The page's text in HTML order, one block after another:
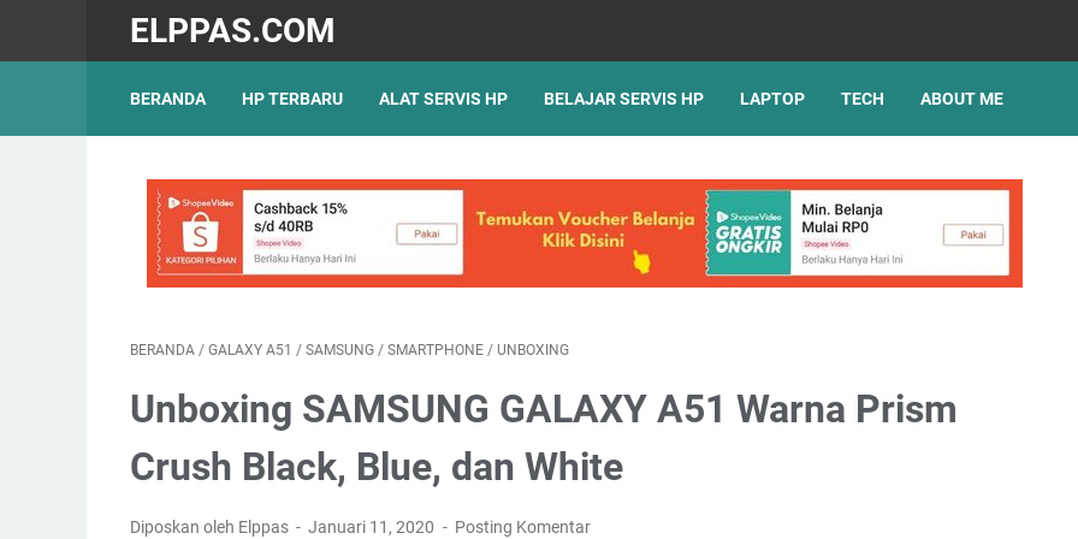
ELPPAS.COM
BERANDA HP TERBARU ALAT SERVIS HP BELAJAR SERVIS HP LAPTOP TECH ABOUT ME
BERANDA / GALAXY A51 / SAMSUNG / SMARTPHONE / UNBOXING
Unboxing SAMSUNG GALAXY A51 Warna Prism
Crush Black, Blue, dan White
Diposkan oleh Elppas Januari 11, 2020 Posting Komentar